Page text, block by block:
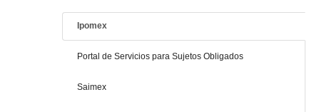
Ipomex
Portal de Servicios para Sujetos Obligados
Saimex